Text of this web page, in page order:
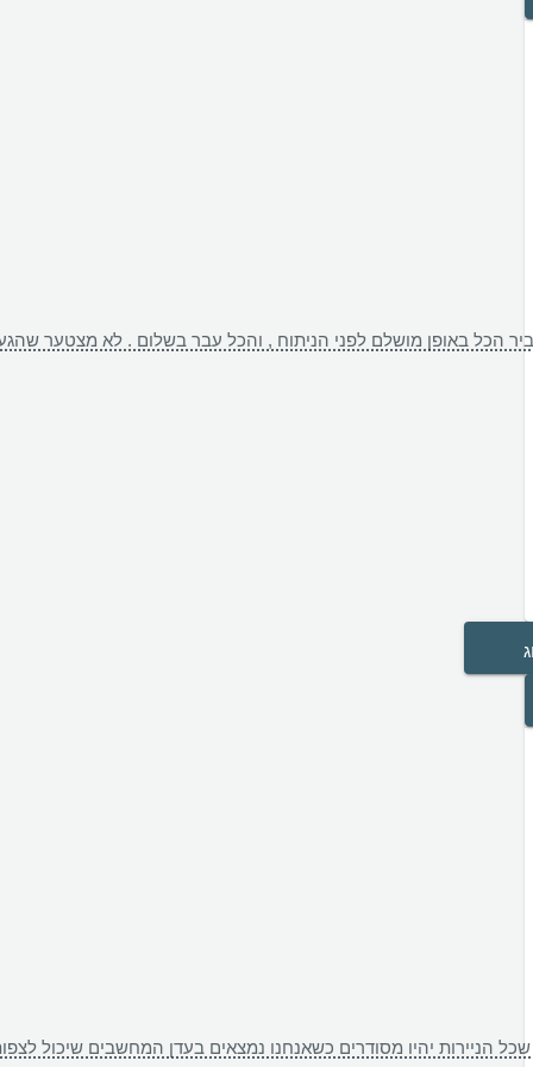
הכל באופן מושלם לפני הניתוח , והכל עבר בשלום . לא מצטער
הניירות יהיו מסודרים כשאנחנו נמצאים בעדן המחשבים שיכול